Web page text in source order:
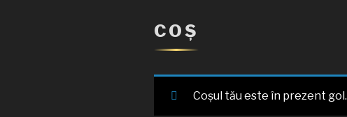
COȘ
Coșul tău este în prezent gol.